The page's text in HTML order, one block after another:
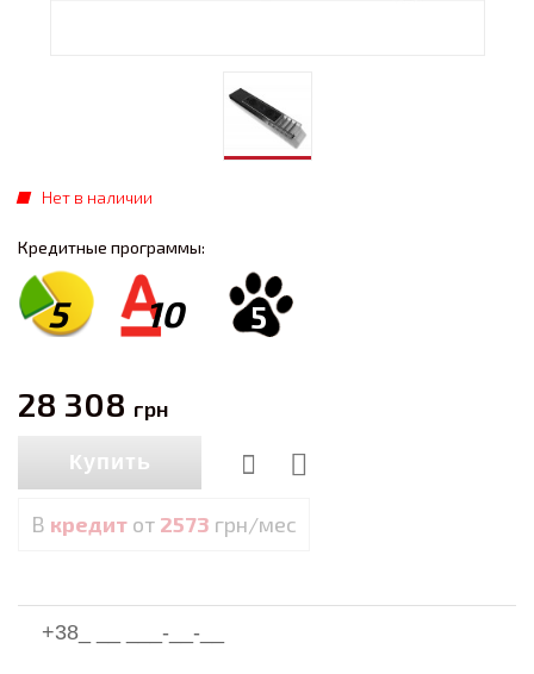
Нет в наличии
Кредитные программы:
5 10 5
28 308 грн
Купить
В кредит от 2573 грн/мес